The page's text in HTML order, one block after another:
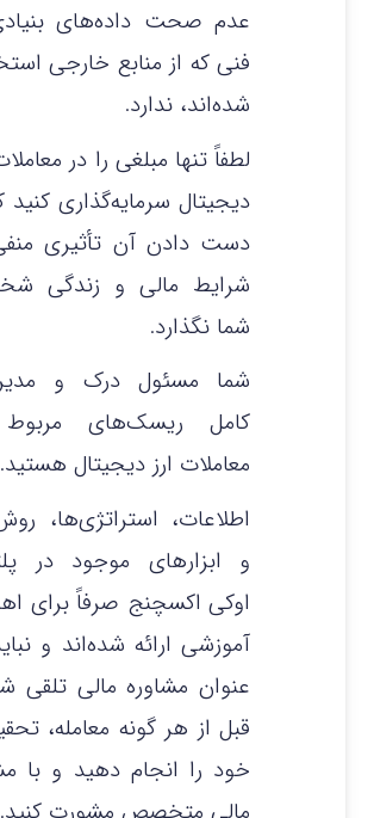
عدم صحت داده‌های
فنی که از منابع خارجی
شده‌اند، ندارد.
لطفاً تنها مبلغی را در
دیجیتال سرمایه‌گذاری کنید
دست دادن آن تأثیری
شرایط مالی و زندگی
شما نگذارد.
شما مسئول درک و
کامل ریسک‌های
معاملات ارز دیجیتال هستید.
اطلاعات، استراتژی‌ها،
و ابزارهای موجود در
اوکی اکسچنج صرفاً برای
آموزشی ارائه شده‌اند و
عنوان مشاوره مالی تلقی
قبل از هر گونه معامله،
خود را انجام دهید و با